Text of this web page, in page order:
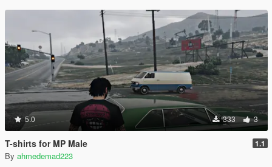
5.0 333 3
T-shirts for MP Male 1.1
By ahmedemad223